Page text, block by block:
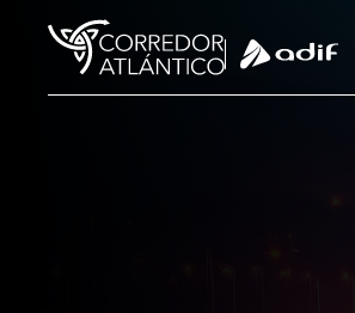
Ir a contenido principal